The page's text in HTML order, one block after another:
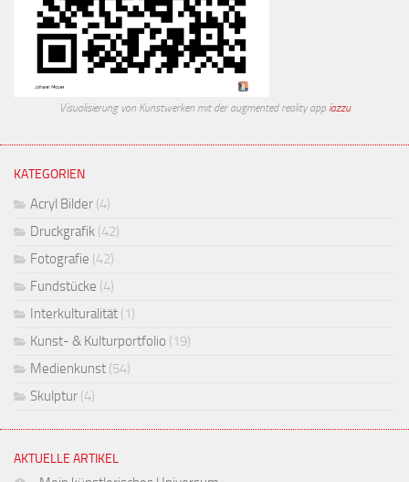
Visualisierung von Kunstwerken mit der augmented reality app iazzu
KATEGORIEN
Acryl Bilder (4)
Druckgrafik (42)
Fotografie (42)
Fundstücke (4)
Interkulturalität (1)
Kunst- & Kulturportfolio (19)
Medienkunst (54)
Skulptur (4)
AKTUELLE ARTIKEL